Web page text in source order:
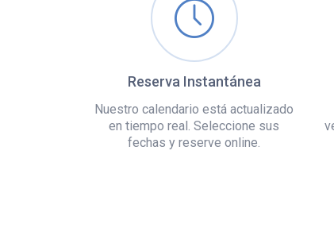
Reserva Instantánea
Nuestro calendario está actualizado
en tiempo real. Seleccione sus
fechas y reserve online.